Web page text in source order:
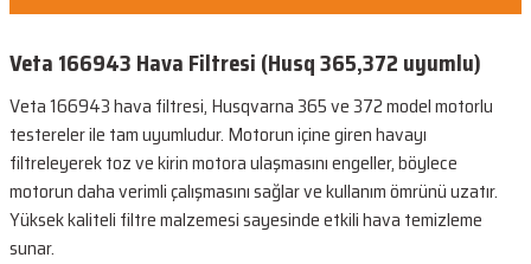
Veta 166943 Hava Filtresi (Husq 365,372 uyumlu)
Veta 166943 hava filtresi, Husqvarna 365 ve 372 model motorlu
testereler ile tam uyumludur. Motorun içine giren havayı
filtreleyerek toz ve kirin motora ulaşmasını engeller, böylece
motorun daha verimli çalışmasını sağlar ve kullanım ömrünü uzatır.
Yüksek kaliteli filtre malzemesi sayesinde etkili hava temizleme
sunar.